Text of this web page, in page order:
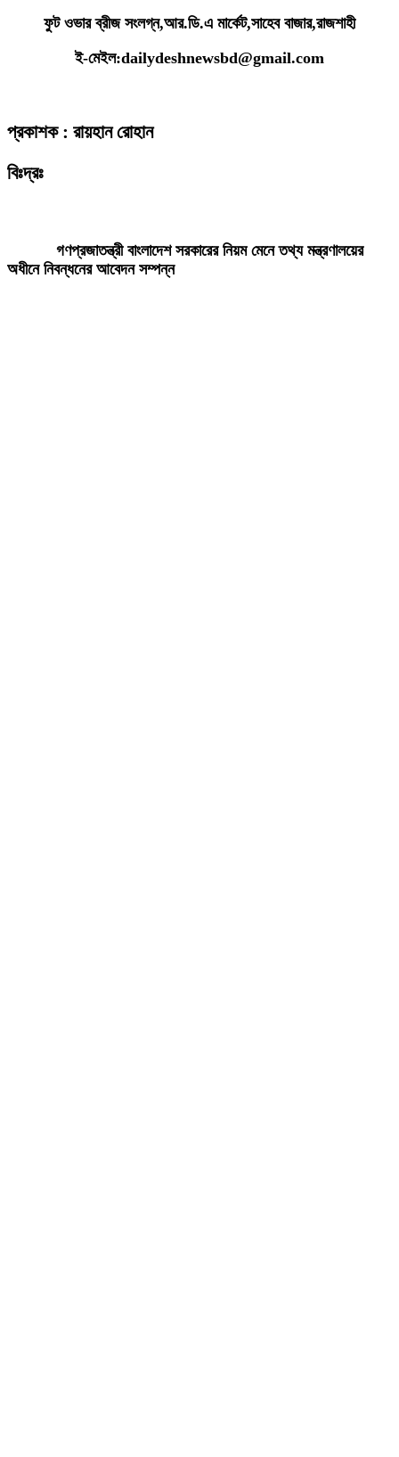
ফুট ওভার ব্রীজ সংলগ্ন,আর.ডি.এ মার্কেট,সাহেব বাজার,রাজশাহী
ই-মেইল:dailydeshnewsbd@gmail.com
প্রকাশক : রায়হান রোহান
বিঃদ্রঃ
গণপ্রজাতন্ত্রী বাংলাদেশ সরকারের নিয়ম মেনে তথ্য মন্ত্রণালয়ের
অধীনে নিবন্ধনের আবেদন সম্পন্ন